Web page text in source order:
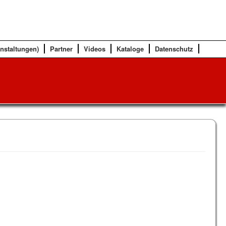
Partner Videos Kataloge Datenschutz